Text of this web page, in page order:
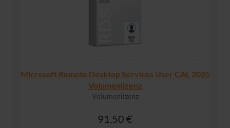
Microsoft Remote Desktop Services User CAL 2025
Volumenlizenz
Volumenlizenz
91,50 €